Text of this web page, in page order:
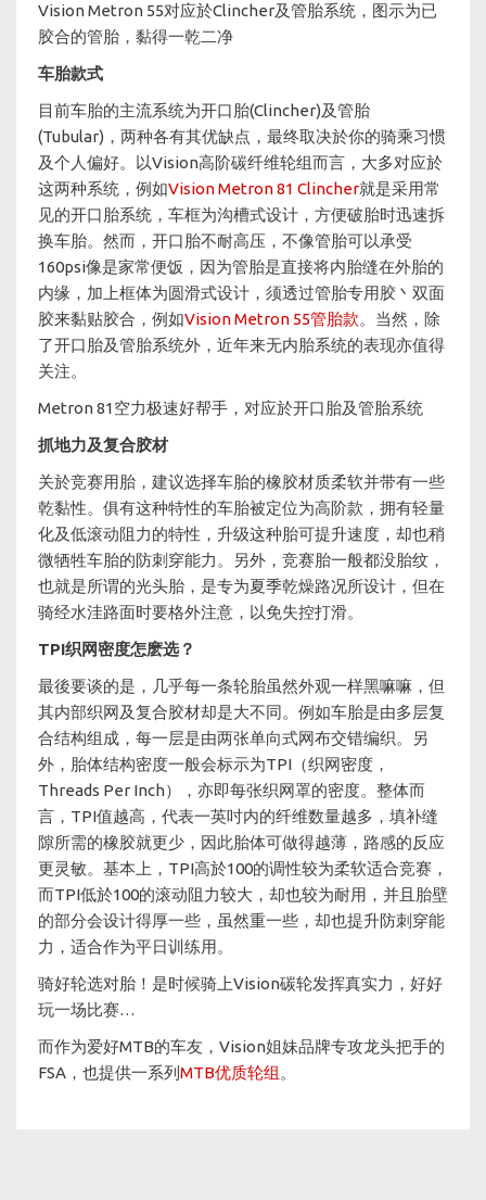
Vision Metron 55对应於Clincher及管胎系统，图示为已
胶合的管胎，黏得一乾二净
车胎款式​​​​​​​
目前车胎的主流系统为开口胎(Clincher)及管胎
(Tubular)，两种各有其优缺点，最终取决於你的骑乘习惯
及个人偏好。以Vision高阶碳纤维轮组而言，大多对应於
这两种系统，例如Vision Metron 81 Clincher就是采用常
见的开口胎系统，车框为沟槽式设计，方便破胎时迅速拆
换车胎。然而，开口胎不耐高压，不像管胎可以承受
160psi像是家常便饭，因为管胎是直接将内胎缝在外胎的
内缘，加上框体为圆滑式设计，须透过管胎专用胶丶双面
胶来黏贴胶合，例如Vision Metron 55管胎款。当然，除
了开口胎及管胎系统外，近年来无内胎系统的表现亦值得
关注。
Metron 81空力极速好帮手，对应於开口胎及管胎系统
抓地力及复合胶材​​​​​​​
关於竞赛用胎，建议选择车胎的橡胶材质柔软并带有一些
乾黏性。俱有这种特性的车胎被定位为高阶款，拥有轻量
化及低滚动阻力的特性，升级这种胎可提升速度，却也稍
微牺牲车胎的防刺穿能力。另外，竞赛胎一般都没胎纹，
也就是所谓的光头胎，是专为夏季乾燥路况所设计，但在
骑经水洼路面时要格外注意，以免失控打滑。
TPI织网密度怎麽选？
最後要谈的是，几乎每一条轮胎虽然外观一样黑嘛嘛，但
其内部织网及复合胶材却是大不同。例如车胎是由多层复
合结构组成，每一层是由两张单向式网布交错编织。另
外，胎体结构密度一般会标示为TPI（织网密度，
Threads Per Inch），亦即每张织网罩的密度。整体而
言，TPI值越高，代表一英吋内的纤维数量越多，填补缝
隙所需的橡胶就更少，因此胎体可做得越薄，路感的反应
更灵敏。基本上，TPI高於100的调性较为柔软适合竞赛，
而TPI低於100的滚动阻力较大，却也较为耐用，并且胎壁
的部分会设计得厚一些，虽然重一些，却也提升防刺穿能
力，适合作为平日训练用。
骑好轮选对胎！是时候骑上Vision碳轮发挥真实力，好好
玩一场比赛…
而作为爱好MTB的车友，Vision姐妹品牌专攻龙头把手的
FSA，也提供一系列 MTB优质轮组 。